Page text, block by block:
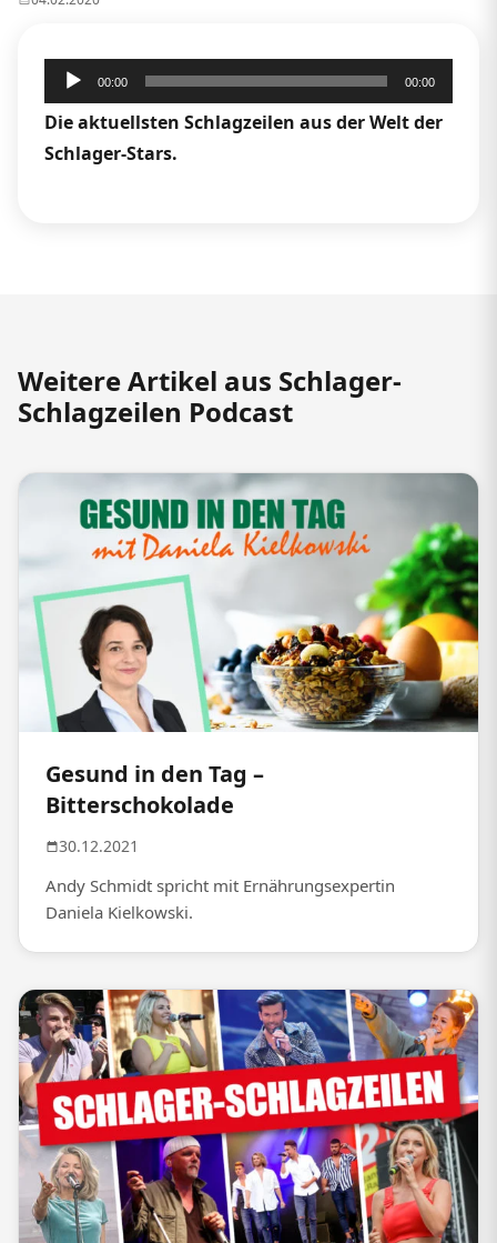
Audio-
Player
00:00 00:00
Die aktuellsten Schlagzeilen aus der Welt der
Schlager-Stars.
Weitere Artikel aus Schlager-
Schlagzeilen Podcast
Gesund in den Tag –
Bitterschokolade
30.12.2021
Andy Schmidt spricht mit Ernährungsexpertin
Daniela Kielkowski.